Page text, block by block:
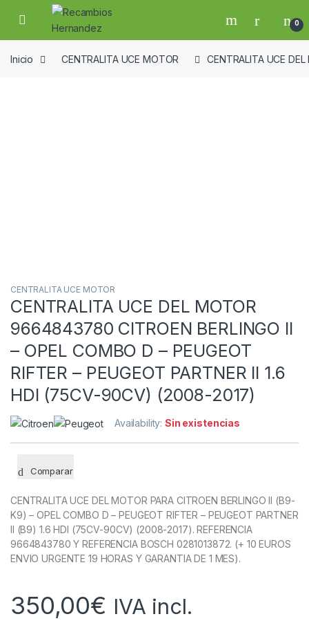
Skip to navigation
Skip to content
Open 0
Inicio CENTRALITA UCE MOTOR CENTRALITA UCE
CENTRALITA UCE MOTOR
CENTRALITA UCE DEL MOTOR
9664843780 CITROEN BERLINGO II
– OPEL COMBO D – PEUGEOT
RIFTER – PEUGEOT PARTNER II 1.6
HDI (75CV-90CV) (2008-2017)
Availability:Sin existencias
Comparar
CENTRALITA UCE DEL MOTOR PARA CITROEN BERLINGO II (B9-
K9) – OPEL COMBO D – PEUGEOT RIFTER – PEUGEOT PARTNER
II (B9) 1.6 HDI (75CV-90CV) (2008-2017). REFERENCIA
9664843780 Y REFERENCIA BOSCH 0281013872. (+ 10 EUROS
ENVIO URGENTE 19 HORAS Y GARANTIA DE 1 MES).
350,00€ IVA incl.